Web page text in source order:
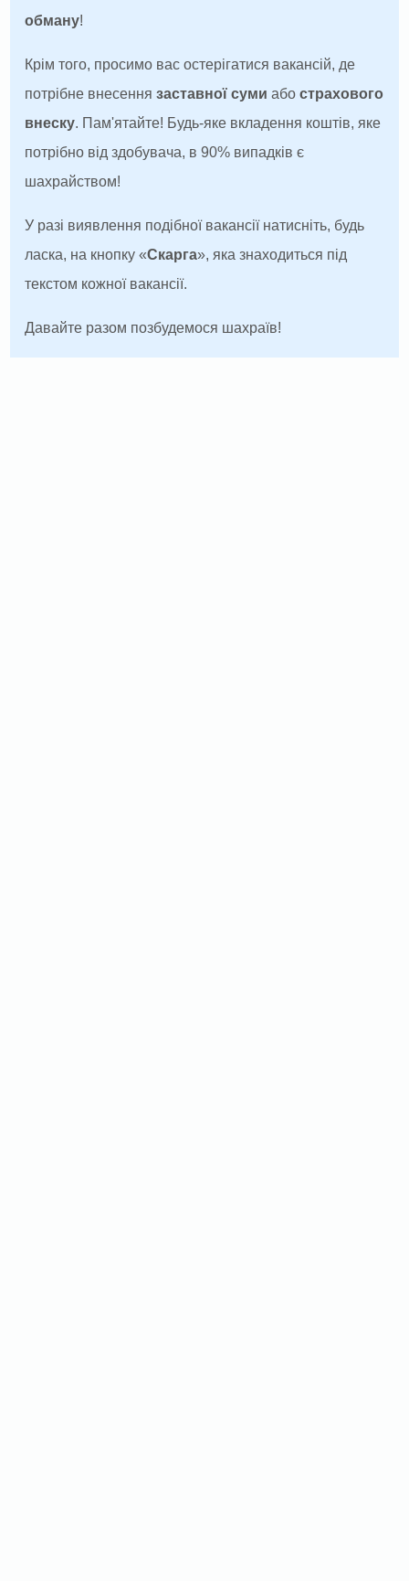
обману!
Крім того, просимо вас остерігатися вакансій, де
потрібне внесеннязаставної суми абострахового
внеску. Пам'ятайте! Будь-яке вкладення коштів, яке
потрібно від здобувача, в 90% випадків є
шахрайством!
У разі виявлення подібної вакансії натисніть, будь
ласка, на кнопку «Скарга», яка знаходиться під
текстом кожної вакансії.
Давайте разом позбудемося шахраїв!